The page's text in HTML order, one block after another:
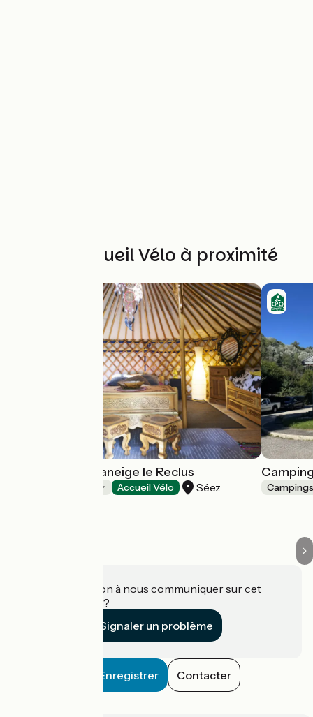
Autres Accueil Vélo à proximité
Camping caravaneige le Reclus
Accueil Vélo Séez
Une information à nous communiquer sur cet
établissement ?
Signaler un problème
Enregistrer Contacter